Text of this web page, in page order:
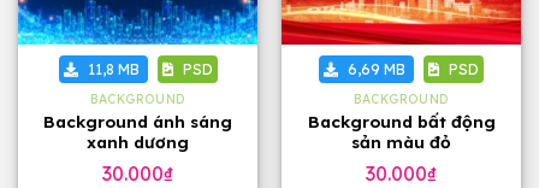
11,8 MB PSD
BACKGROUND
Background ánh sáng
xanh dương
30.000₫
6,69 MB PSD
BACKGROUND
Background bất động
sản màu đỏ
30.000₫